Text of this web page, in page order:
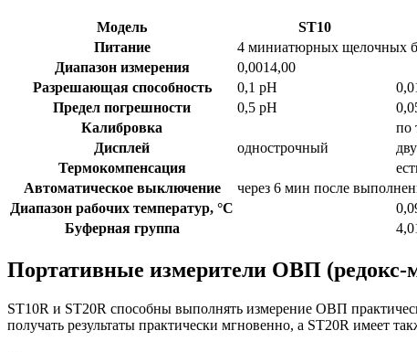
Модель ST10
Питание
4 миниатюрных щелочных
Диапазон измерения
0,0014,00
Разрешающая способность
0,1 pH
Предел погрешности
0,5 pH
Калибровка
по
Дисплей
однострочный
Термокомпенсация
Автоматическое выключение
через 6 мин после
Диапазон рабочих температур, °C
Буферная группа
Портативные измерители ОВП (редокс-
ST10R и ST20R способны выполнять измерение ОВП
получать результаты практически мгновенно, а ST20R имеет